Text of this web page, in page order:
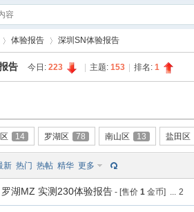
体验报告 深圳SN体验报告
告 今日: 223 主题: 153 排名: 1
14 罗湖区 78 南山区 13 盐田区
新 热门 热帖 精华 更多
罗湖MZ 实测230体验报告 - [售价 1 金币] ... 2